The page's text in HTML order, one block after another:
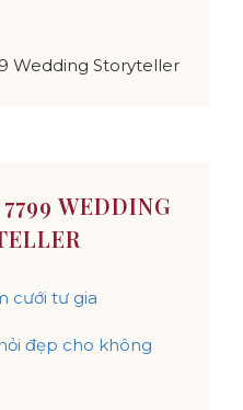
Wedding Storyteller
WEDDING
cưới tư gia
đẹp cho không